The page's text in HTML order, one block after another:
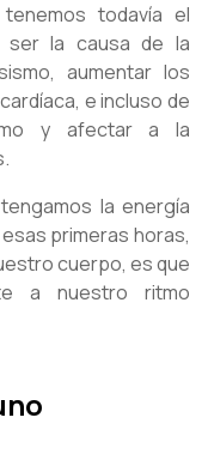
todavía el
ser la causa de la
aumentar los
e incluso de
y afectar a la
la energía
primeras horas,
cuerpo, es que
a nuestro ritmo